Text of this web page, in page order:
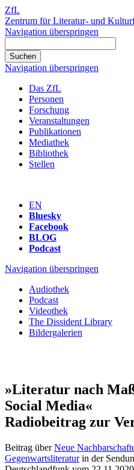
ZfL
Zentrum für Literatur- und
Navigation überspringen
Navigation überspringen
Das ZfL
Personen
Forschung
Veranstaltungen
Publikationen
Mediathek
Bibliothek
Stellen
EN
Bluesky
Facebook
BLOG
Podcast
Navigation überspringen
Audiothek
Podcast
Videothek
The Dissident Library
Bildergalerien
»Literatur nach
Social Media«
Radiobeitrag zur
Beitrag überNeue
Gegenwartsliteraturin der